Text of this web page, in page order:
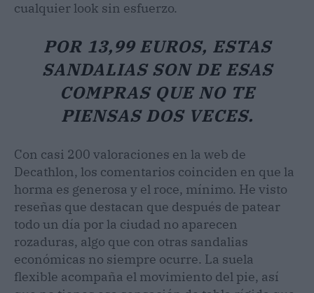
cualquier look sin esfuerzo.
POR 13,99 EUROS, ESTAS
SANDALIAS SON DE ESAS
COMPRAS QUE NO TE
PIENSAS DOS VECES.
Con casi 200 valoraciones en la web de
Decathlon, los comentarios coinciden en que la
horma es generosa y el roce, mínimo. He visto
reseñas que destacan que después de patear
todo un día por la ciudad no aparecen
rozaduras, algo que con otras sandalias
económicas no siempre ocurre. La suela
flexible acompaña el movimiento del pie, así